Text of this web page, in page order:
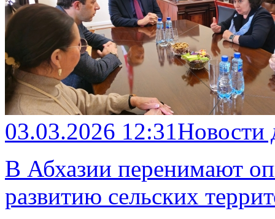
03.03.2026 12:31
В Абхазии перенимают
развитию сельских